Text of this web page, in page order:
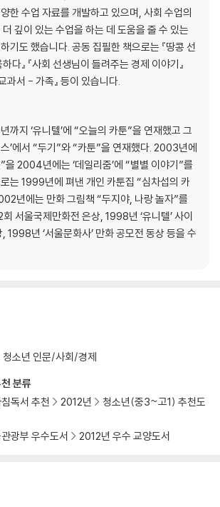
슬람교가 한 뿌리 종교라고요?
언제부터 시작되었나요?
서 왜 그렇게 싸우나요?
스런 소비를 하려면 어떻게 해야 하죠?
가 비싼 까닭은?
란 무엇인가요?
라 물건을 사는 건 어리석은 일인가요?
마음에 안 드는데 환불받을 수 있나요?
시간당 4,000원을 받고 일할 수는 없다고요?
간 일해야 하나요?
탓인가요?
괴롭고 힘든가요?
권리가 있나요?
으니 세금을 내지 않겠지요?
돈을 빌려주는 은행이 있다고요?
아이스크림값이 한꺼번에 오르죠?
이 벌 수 있나요?
득해도 굶어 죽는 사람이 있다고요?
면 물맛이 더 좋아질까요?
려면 의료보험을 민영화해야 한다고요?
되나요?
한 수업 자료를 개발하고 있으며, 사회 수업의
깊이 있는 수업을 하는 데 도움을 줄 수 있는
기도 했습니다. 공동 집필한 책으로는 『땅콩 선
다』 『사회 선생님이 들려주는 경제 이야기』
과서 - 가족』 등이 있습니다.
지 ‘유니텔’에 “오늘의 카툰”을 연재했고 그
’에서 “두기”와 “카툰”을 연재했다. 2003년에
”을 2004년에는 ‘데일리줌’에 “별별 이야기”를
는 1999년에 펴낸 개인 카툰집 “심차섭의 카
년에는 만화 그림책 “두지야, 나랑 놀자”를
서울국제만화전 은상, 1998년 ‘유니텔’ 사이
1998년 ‘서울문화사’ 만화 공모전 동상 등을 수
분류
독서 추천 2012년
청소년(중3~고1) 추천도
광부 우수도서 2012년 우수 교양도서
청소년 인문/사회/경제